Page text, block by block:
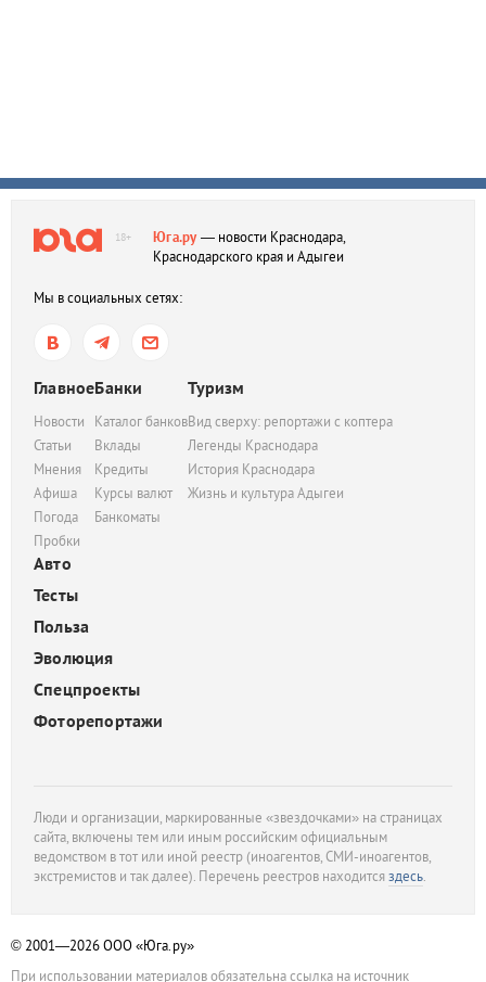
18+ Юга.ру— новости Краснодара,
Краснодарского края и Адыгеи
Мы в социальных сетях:
Главное
Новости
Статьи
Мнения
Афиша
Погода
Пробки
Банки
Каталог банков
Вклады
Кредиты
Курсы валют
Банкоматы
Туризм
Вид сверху: репортажи с коптера
Легенды Краснодара
История Краснодара
Жизнь и культура Адыгеи
Авто
Тесты
Польза
Эволюция
Спецпроекты
Фоторепортажи
Люди и организации, маркированные «звездочками» на страницах
сайта, включены тем или иным российским официальным
ведомством в тот или иной реестр (иноагентов, СМИ-иноагентов,
экстремистов и так далее). Перечень реестров находитсяздесь.
© 2001—2026ООО «Юга.ру»
При использовании материалов обязательна ссылка на источник